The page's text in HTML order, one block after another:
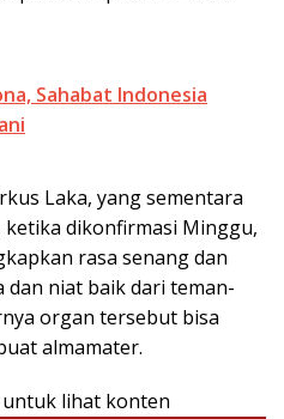
Sahabat Indonesia
Laka, yang sementara
dikonfirmasi Minggu,
rasa senang dan
niat baik dari teman-
organ tersebut bisa
almamater.
lihat konten